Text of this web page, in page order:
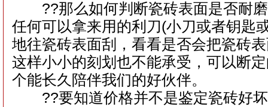
??那么如何判断瓷砖表面是否耐磨
任何可以拿来用的利刀(小刀或者钥匙
地往瓷砖表面刮，看看是否会把瓷砖
这样小小的刻划也不能承受，可以断
个能长久陪伴我们的好伙伴。
??要知道价格并不是鉴定瓷砖好坏